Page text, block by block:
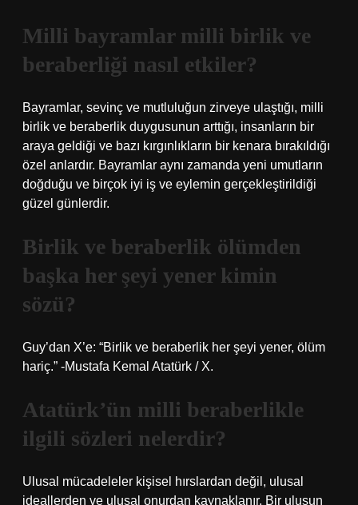
Milli bayramlar milli birlik ve
beraberliği nasıl etkiler?
Bayramlar, sevinç ve mutluluğun zirveye ulaştığı, milli
birlik ve beraberlik duygusunun arttığı, insanların bir
araya geldiği ve bazı kırgınlıkların bir kenara bırakıldığı
özel anlardır. Bayramlar aynı zamanda yeni umutların
doğduğu ve birçok iyi iş ve eylemin gerçekleştirildiği
güzel günlerdir.
Birlik ve beraberlik ölümden
başka her şeyi yener kimin
sözü?
Guy’dan X’e: “Birlik ve beraberlik her şeyi yener, ölüm
hariç.” -Mustafa Kemal Atatürk / X.
Atatürk’ün milli beraberlikle
ilgili sözleri nelerdir?
Ulusal mücadeleler kişisel hırslardan değil, ulusal
ideallerden ve ulusal onurdan kaynaklanır. Bir ulusun